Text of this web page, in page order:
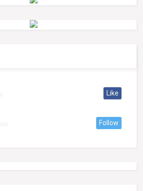
Like
Follow